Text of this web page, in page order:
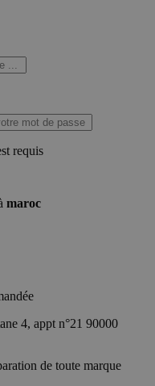
requis
maroc
4, appt n°21 90000
de toute marque